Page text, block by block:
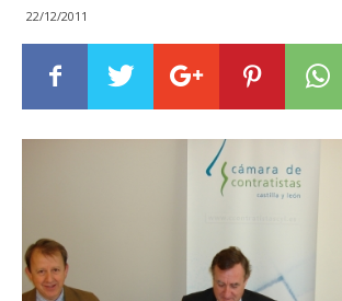
22/12/2011